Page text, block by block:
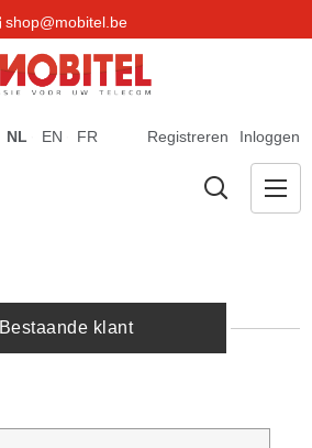
shop@mobitel.be
Registreren Inloggen
NL EN FR
Bestaande klant